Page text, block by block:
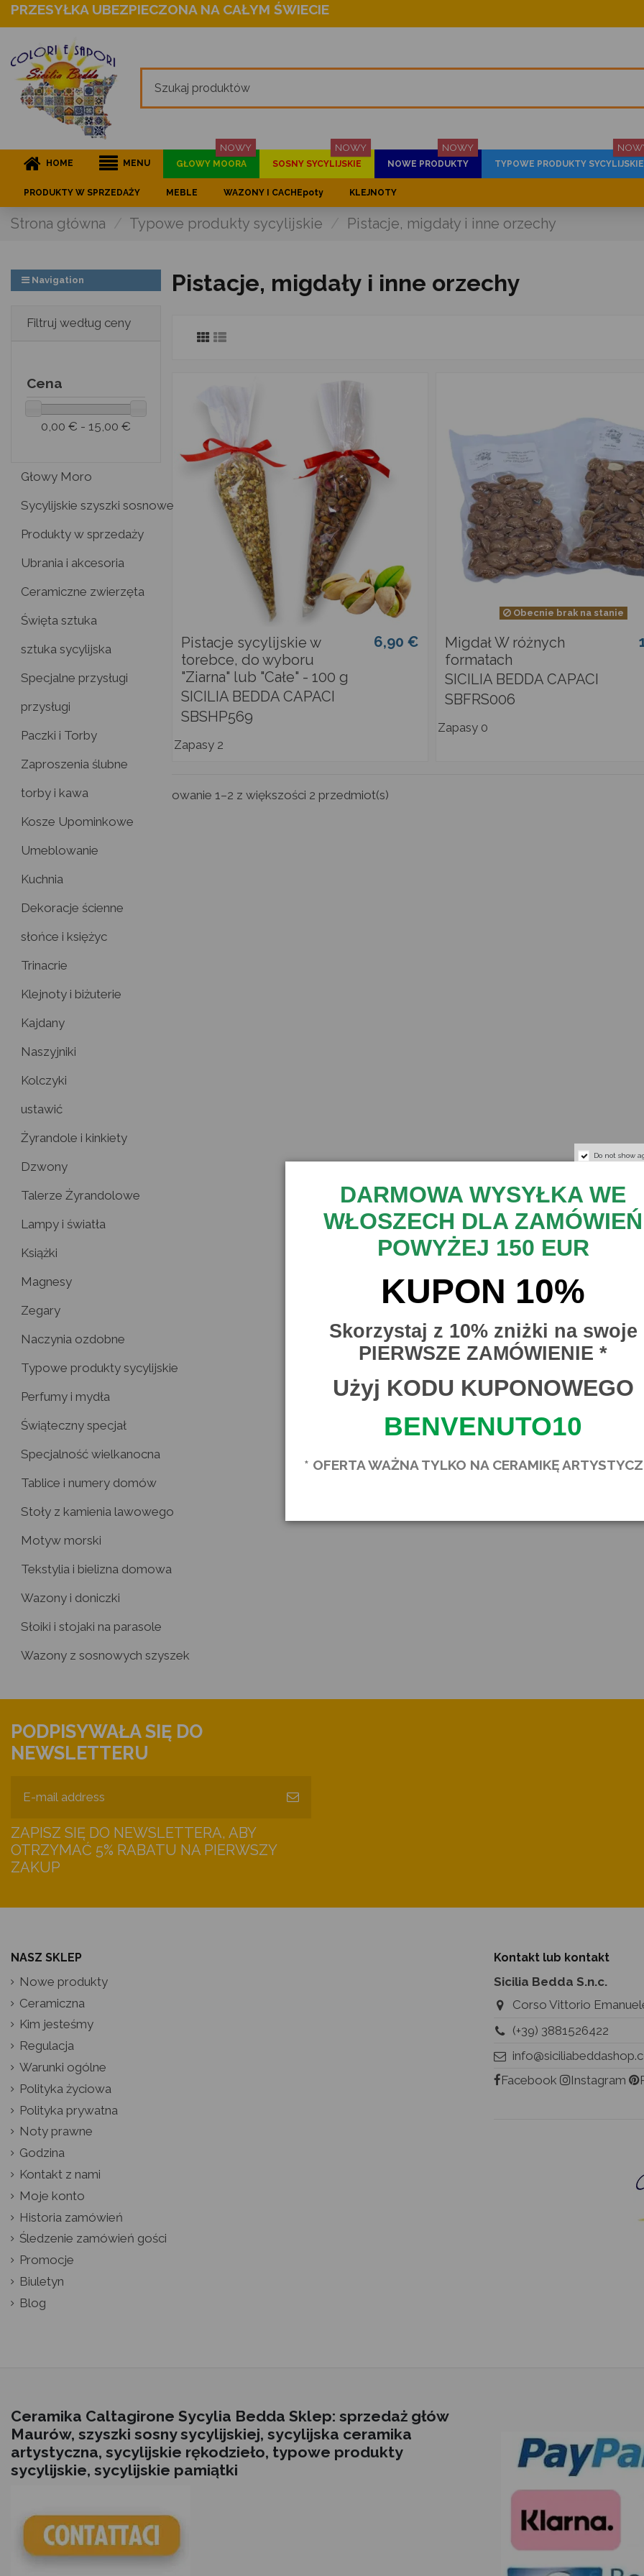
PRZESYŁKA UBEZPIECZONA NA CAŁYM ŚWIECIE
HOME MENU GŁOWY MOORA
NOWY
SOSNY SYCYLIJSKIE
NOWY
NOWE PRODUKTY
NOWY
TYPOWE PRODUKTY SYCYLIJSKIE
PRODUKTY W SPRZEDAŻY MEBLE WAZONY I CACHEpoty KLEJNOTY
Strona główna Typowe produkty sycylijskie Pistacje, migdały i inne orzechy
Pistacje, migdały i inne orzechy
Pistacje sycylijskie w
torebce, do wyboru
"Ziarna" lub "Całe" - 100 g
SICILIA BEDDA CAPACI
SBSHP569
6,90 €
Zapasy 2
Obecnie brak na stanie
Migdał W różnych
formatach
SICILIA BEDDA CAPACI
SBFRS006
Zapasy0
owanie 1–2 z większości 2 przedmiot(s)
Navigation
Filtruj według ceny
Cena
0,00 € - 15,00 €
Głowy Moro
Sycylijskie szyszki sosnowe
Produkty w sprzedaży
Ubrania i akcesoria
Ceramiczne zwierzęta
Święta sztuka
sztuka sycylijska
Specjalne przysługi
przysługi
Paczki i Torby
Zaproszenia ślubne
torby i kawa
Kosze Upominkowe
Umeblowanie
Kuchnia
Dekoracje ścienne
słońce i księżyc
Trinacrie
Klejnoty i biżuterie
Kajdany
Naszyjniki
Kolczyki
ustawić
Żyrandole i kinkiety
Dzwony
Talerze Żyrandolowe
Lampy i światła
Książki
Magnesy
Zegary
Naczynia ozdobne
Typowe produkty sycylijskie
Perfumy i mydła
Świąteczny specjał
Specjalność wielkanocna
Tablice i numery domów
Stoły z kamienia lawowego
Motyw morski
Tekstylia i bielizna domowa
Wazony i doniczki
Słoiki i stojaki na parasole
Wazony z sosnowych szyszek
PODPISYWAŁA SIĘ DO
NEWSLETTERU
ZAPISZ SIĘ DO NEWSLETTERA, ABY
OTRZYMAĆ 5% RABATU NA PIERWSZY
ZAKUP
NASZ SKLEP
Nowe produkty
Ceramiczna
Kim jesteśmy
Regulacja
Warunki ogólne
Polityka życiowa
Polityka prywatna
Noty prawne
Godzina
Kontakt z nami
Moje konto
Historia zamówień
Śledzenie zamówień gości
Promocje
Biuletyn
Blog
Kontakt lub kontakt
Sicilia Bedda S.n.c.
Corso Vittorio
(+39) 3881526422
Facebook
Instagram
Ceramika Caltagirone Sycylia Bedda Sklep: sprzedaż głów
Maurów, szyszki sosny sycylijskiej, sycylijska ceramika
artystyczna, sycylijskie rękodzieło, typowe produkty
sycylijskie, sycylijskie pamiątki
Do not show
DARMOWA WYSYŁKA WE
WŁOSZECH DLA ZAMÓWIEŃ
POWYŻEJ 150 EUR
KUPON 10%
Skorzystaj z 10% zniżki na swoje
PIERWSZE ZAMÓWIENIE *
Użyj KODU KUPONOWEGO
BENVENUTO10
* OFERTA WAŻNA TYLKO NA CERAMIKĘ